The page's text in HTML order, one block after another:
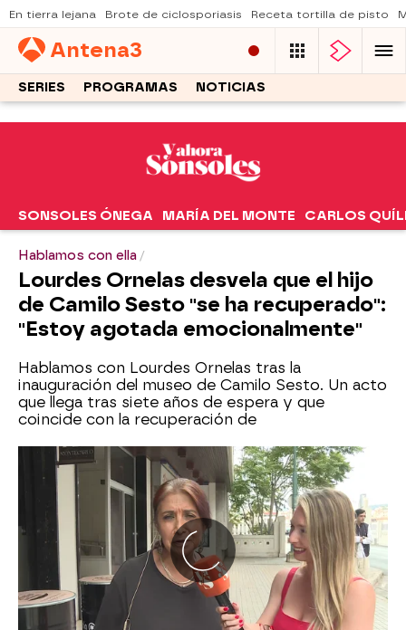
En tierra lejana Brote de ciclosporiasis Receta tortilla de pisto
Antena3
SERIES PROGRAMAS NOTICIAS
SONSOLES ÓNEGA MARÍA DEL MONTE CARLOS
Hablamos con ella
Lourdes Ornelas desvela que el hijo
de Camilo Sesto "se ha recuperado":
"Estoy agotada emocionalmente"
Hablamos con Lourdes Ornelas tras la
inauguración del museo de Camilo Sesto. Un acto
que llega tras siete años de espera y que
coincide con la recuperación de